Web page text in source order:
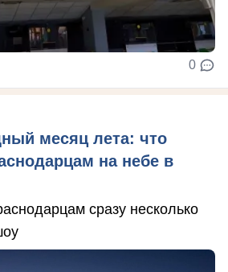
0
месяц лета: что
на небе в
сразу несколько